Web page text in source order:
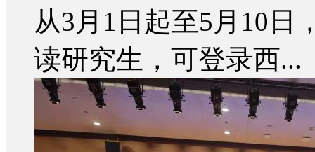
从3月1日起至5月10日
读研究生，可登录西...